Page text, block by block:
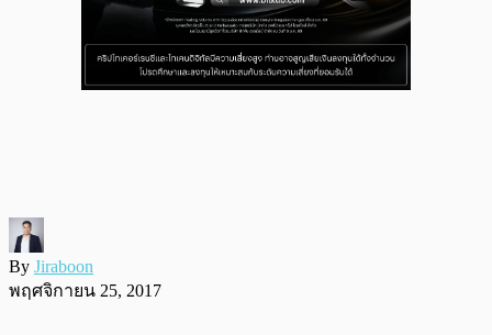
By Jiraboon
พฤศจิกายน 25, 2017